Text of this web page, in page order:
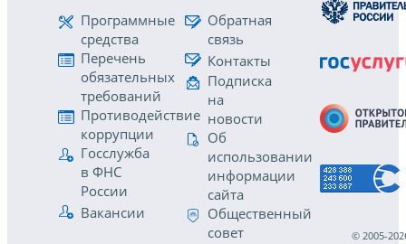
Программные
средства
Перечень
обязательных
требований
Противодействие
коррупции
Госслужба
в ФНС
России
Вакансии
Обратная
связь
Контакты
Подписка
на
новости
Об
использовании
информации
сайта
Общественный
совет
© 2005-